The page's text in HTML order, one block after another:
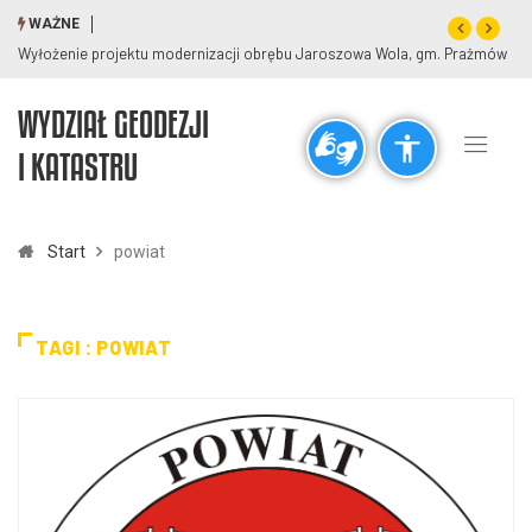
visibility_off title
zoom_out
Czcionki
remove_circle_outline add_circle_outline
WAŻNE
Wyłożenie projektu modernizacji obrębu Jaroszowa Wola, gm. Prażmów
WYDZIAŁ GEODEZJI
I KATASTRU
Start powiat
TAGI : POWIAT